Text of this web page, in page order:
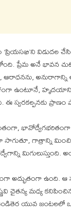
‘ప్రియసఖి’ని
ప్రేమ అనే భావన
ఆరాధనను,
ఉంటూనే,
ఈ స్వరకల్పనకు
సాగుతూ, గాత్రాన్ని
మిగులుస్తుంది.
అద్భుతంగా ఉంది.
మధ్య కనిపించిన
వెండితెర యువ